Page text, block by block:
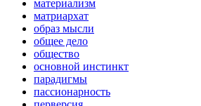
материализм
матриархат
образ мысли
общее дело
общество
основной инстинкт
парадигмы
пассионарность